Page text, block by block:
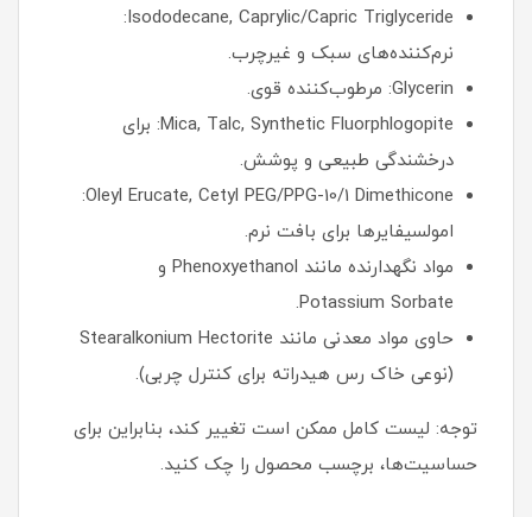
Isododecane, Caprylic/Capric Triglyceride:
نرم‌کننده‌های سبک و غیرچرب.
Glycerin: مرطوب‌کننده قوی.
Mica, Talc, Synthetic Fluorphlogopite: برای
درخشندگی طبیعی و پوشش.
Oleyl Erucate, Cetyl PEG/PPG-10/1 Dimethicone:
امولسیفایرها برای بافت نرم.
مواد نگهدارنده مانند Phenoxyethanol و
Potassium Sorbate.
حاوی مواد معدنی مانند Stearalkonium Hectorite
(نوعی خاک رس هیدراته برای کنترل چربی).
توجه: لیست کامل ممکن است تغییر کند، بنابراین برای
حساسیت‌ها، برچسب محصول را چک کنید.